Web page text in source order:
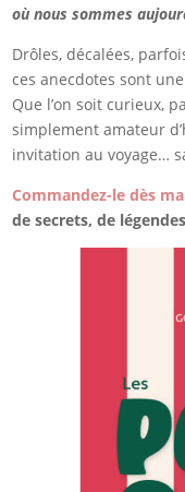
où nous sommes
Drôles, décalées,
ces anecdotes sont
Que l’on soit curieux,
simplement amateur
invitation au voyage…
Commandez-le dès
de secrets, de